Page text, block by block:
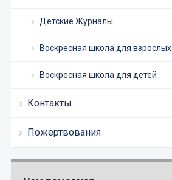
Детские Журналы
Воскресная школа для взрослых
Воскресная школа для детей
Контакты
Пожертвования